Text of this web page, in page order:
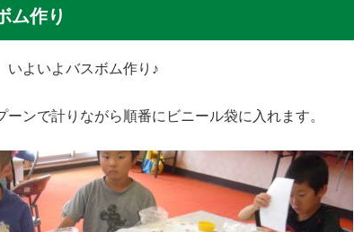
ム作り
いよいよバスボム作り♪
ンで計りながら順番にビニール袋に入れます。